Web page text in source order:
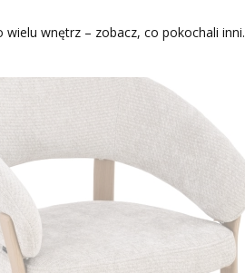
wnętrz – zobacz, co pokochali inni.